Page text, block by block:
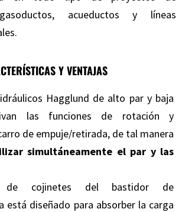
acueductos y líneas
Y VENTAJAS
Hagglund de alto par y baja
las funciones de rotación y
de empuje/retirada, de tal manera
simultáneamente el par y las
de cojinetes del bastidor de
está diseñado para absorber la carga